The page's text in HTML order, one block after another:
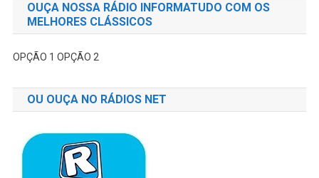
OUÇA NOSSA RÁDIO INFORMATUDO COM OS
MELHORES CLÁSSICOS
OPÇÃO 1 OPÇÃO 2
OU OUÇA NO RÁDIOS NET